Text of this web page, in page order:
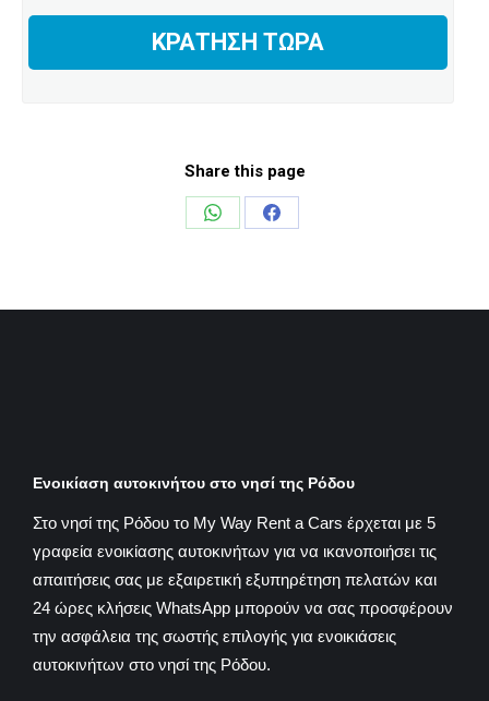
Share this page
Ενοικίαση αυτοκινήτου στο νησί της Ρόδου
Στο νησί της Ρόδου το My Way Rent a Cars έρχεται με 5
γραφεία ενοικίασης αυτοκινήτων για να ικανοποιήσει τις
απαιτήσεις σας με εξαιρετική εξυπηρέτηση πελατών και
24 ώρες κλήσεις WhatsApp μπορούν να σας προσφέρουν
την ασφάλεια της σωστής επιλογής για ενοικιάσεις
αυτοκινήτων στο νησί της Ρόδου.